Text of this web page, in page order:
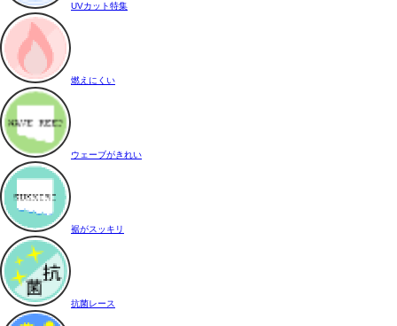
UVカット特集
燃えにくい
ウェーブがきれい
裾がスッキリ
抗菌レース